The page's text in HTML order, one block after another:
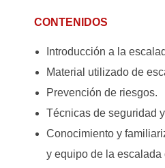
CONTENIDOS
Introducción a la
Material utilizado de
Prevención de riesgos.
Técnicas de seguridad
Conocimiento y
y equipo de la escalada